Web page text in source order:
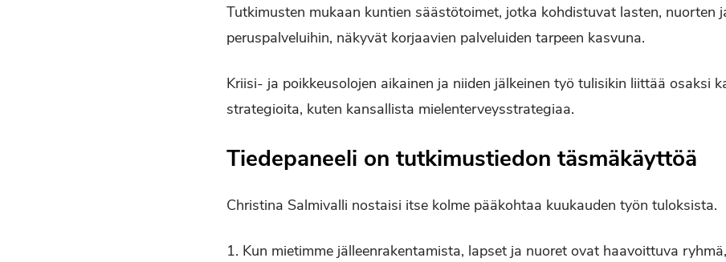
Tutkimusten mukaan kuntien säästötoimet, jotka kohdistuvat lasten, nuorten
peruspalveluihin, näkyvät korjaavien palveluiden tarpeen kasvuna.
Kriisi- ja poikkeusolojen aikainen ja niiden jälkeinen työ tulisikin liittää osaksi
strategioita, kuten kansallista mielenterveysstrategiaa.
Tiedepaneeli on tutkimustiedon täsmäkäyttöä
Christina Salmivalli nostaisi itse kolme pääkohtaa kuukauden työn tuloksista.
1. Kun mietimme jälleenrakentamista, lapset ja nuoret ovat haavoittuva